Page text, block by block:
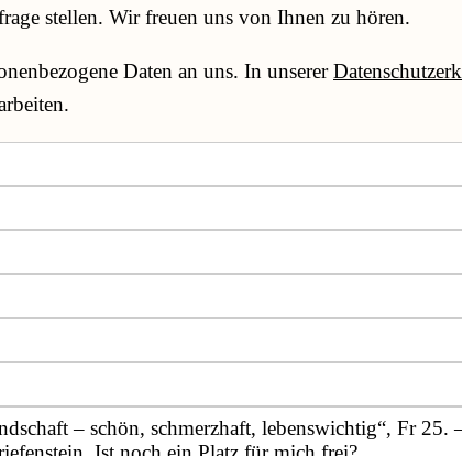
stellen. Wir freuen uns von Ihnen zu hören.
Daten an uns. In unserer